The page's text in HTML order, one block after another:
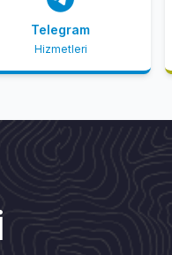
Telegram
Hizmetleri